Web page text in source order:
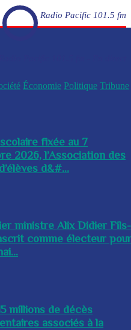
Radio Pacific 101.5 fm
Économie Politique Tribune
fixée au 7
2026, l’Association des
d&#...
ministre Alix Didier Fils-
comme électeur
millions de décès
associés à la